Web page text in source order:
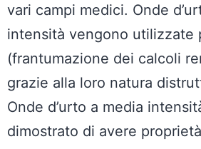
vari campi medici. Onde
intensità vengono utilizzate
(frantumazione dei calcoli
grazie alla loro natura
Onde d’urto a media
dimostrato di avere